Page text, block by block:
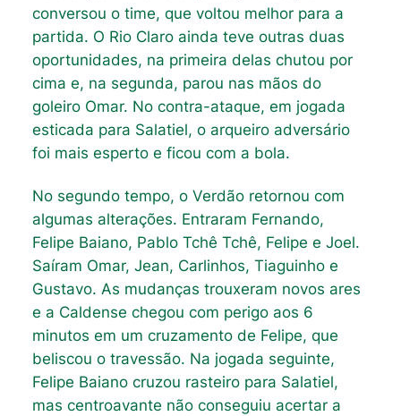
conversou o time, que voltou melhor para a
partida. O Rio Claro ainda teve outras duas
oportunidades, na primeira delas chutou por
cima e, na segunda, parou nas mãos do
goleiro Omar. No contra-ataque, em jogada
esticada para Salatiel, o arqueiro adversário
foi mais esperto e ficou com a bola.
No segundo tempo, o Verdão retornou com
algumas alterações. Entraram Fernando,
Felipe Baiano, Pablo Tchê Tchê, Felipe e Joel.
Saíram Omar, Jean, Carlinhos, Tiaguinho e
Gustavo. As mudanças trouxeram novos ares
e a Caldense chegou com perigo aos 6
minutos em um cruzamento de Felipe, que
beliscou o travessão. Na jogada seguinte,
Felipe Baiano cruzou rasteiro para Salatiel,
mas centroavante não conseguiu acertar a